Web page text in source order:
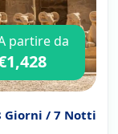
partire da
Giorni / 7 Notti